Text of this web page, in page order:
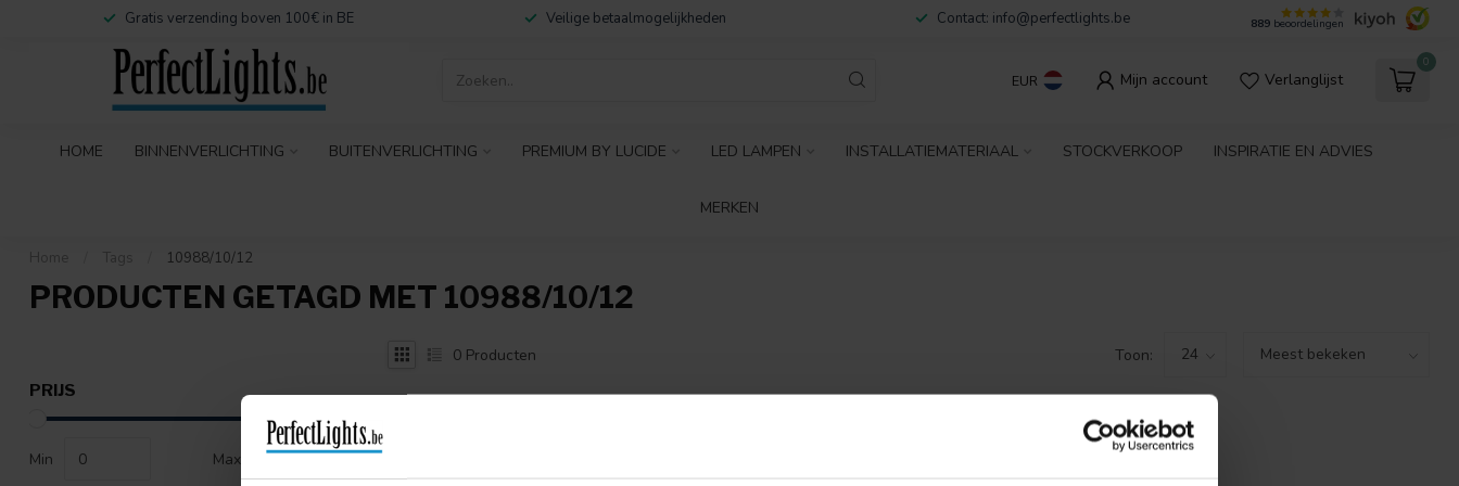
Gratis verzending boven 100€ in BE Veilige betaalmogelijkheden Contact: info@perfectlights.be 889 beoordelingen
EUR Mijn account Verlanglijst
0
HOME BINNENVERLICHTING BUITENVERLICHTING PREMIUM BY LUCIDE LED LAMPEN INSTALLATIEMATERIAAL STOCKVERKOOP INSPIRATIE EN ADVIES
MERKEN
Home Tags 10988/10/12
PRODUCTEN GETAGD MET 10988/10/12
PRIJS
Min Max
0 Producten Toon:
GEEN PRODUCTEN GEVONDEN!